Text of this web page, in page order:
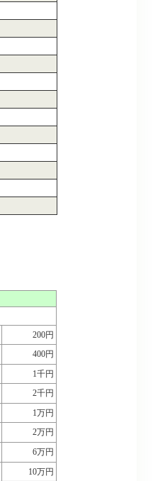
200円
400円
1千円
2千円
1万円
2万円
6万円
10万円